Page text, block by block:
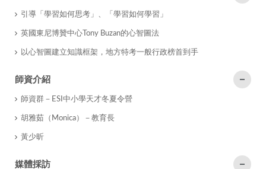
引導「學習如何思考」、「學習如何學習」
英國東尼博贊中心Tony Buzan的心智圖法
以心智圖建立知識框架，地方特考一般行政榜首到手
師資介紹
師資群－ESI中小學天才冬夏令營
胡雅茹（Monica）－教育長
黃少昕
媒體採訪